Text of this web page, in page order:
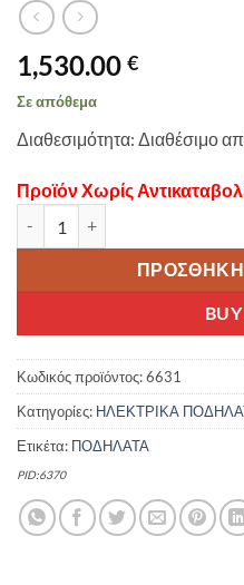
1,530.00 €
Σε απόθεμα
Διαθεσιμότητα: Διαθέσιμο
Προϊόν Χωρίς
ΠΡΟΣΘΉΚΗ
Κωδικός προϊόντος:6631
Κατηγορίες: ΗΛΕΚΤΡΙΚΑ
Ετικέτα: ΠΟΔΗΛΑΤΑ
PID:6370